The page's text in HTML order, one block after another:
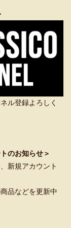
ル登録よろしく
のお知らせ＞
新規アカウント
品などを更新中